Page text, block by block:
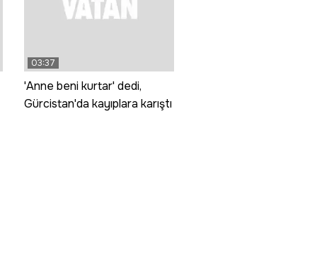
03:37
'Anne beni kurtar' dedi,
Gürcistan'da kayıplara karıştı